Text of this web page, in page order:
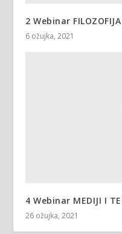
2 Webinar
6 ožujka, 2021
4 Webinar MEDIJI I
26 ožujka, 2021